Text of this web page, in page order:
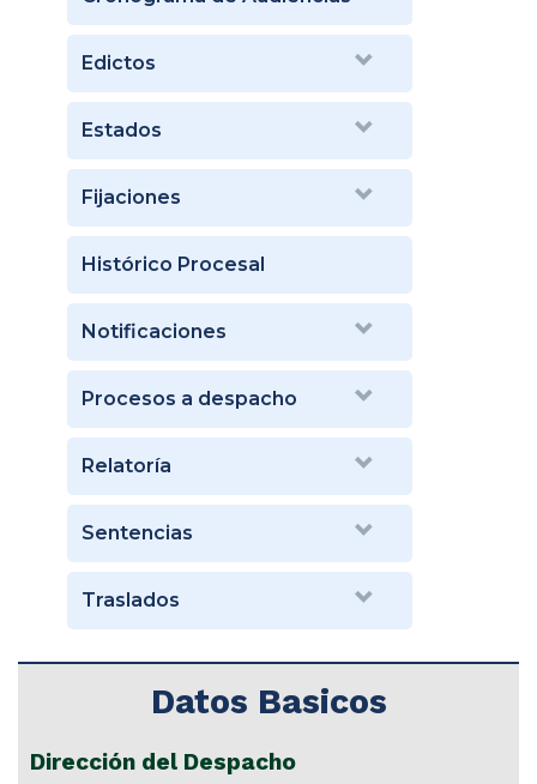
Edictos
Estados
Fijaciones
Histórico Procesal
Notificaciones
Procesos a despacho
Relatoría
Sentencias
Traslados
Datos Basicos
Dirección del Despacho